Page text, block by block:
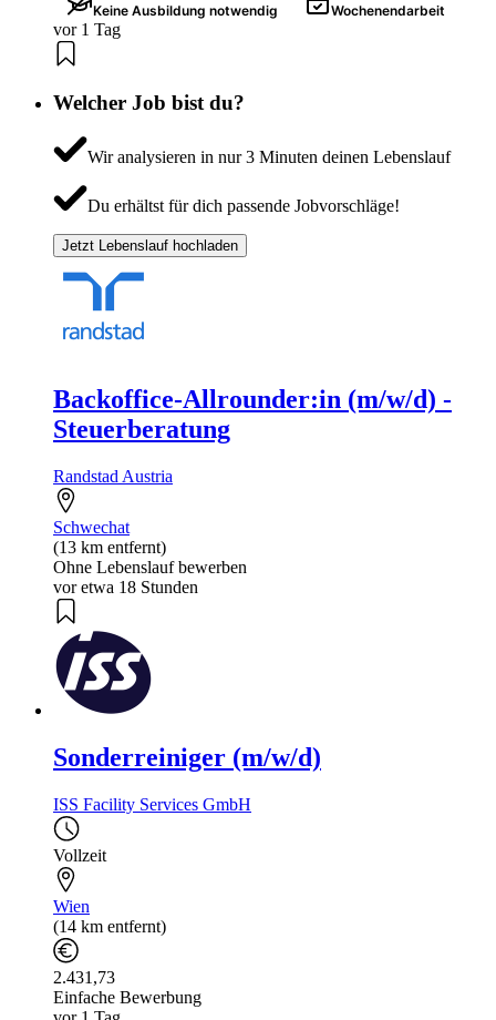
Keine Ausbildung notwendig Wochenendarbeit
vor 1 Tag
Welcher Job bist du?
Wir analysieren in nur 3 Minuten deinen Lebenslauf
Du erhältst für dich passende Jobvorschläge!
Jetzt Lebenslauf hochladen
Backoffice-Allrounder:in (m/w/d) -
Steuerberatung
Randstad Austria
Schwechat
(13 km entfernt)
Ohne Lebenslauf bewerben
vor etwa 18 Stunden
Sonderreiniger (m/w/d)
ISS Facility Services GmbH
Vollzeit
Wien
(14 km entfernt)
2.431,73
Einfache Bewerbung